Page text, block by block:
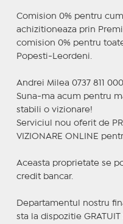
Comision 0% pentru
achizitioneaza prin
comision 0% pentru
Popesti-Leordeni.
Andrei Milea 0737 811 000
Suna-ma acum pentru
stabili o vizionare!
Serviciul nou oferit de
VIZIONARE ONLINE
Aceasta proprietate se
credit bancar.
Departamentul nostru
sta la dispozitie